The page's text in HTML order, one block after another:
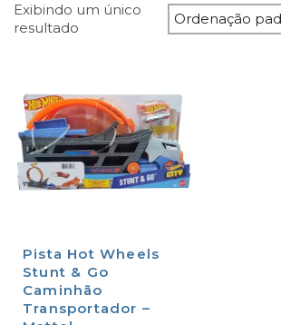
Exibindo um único
resultado
Pista Hot Wheels
Stunt & Go
Caminhão
Transportador –